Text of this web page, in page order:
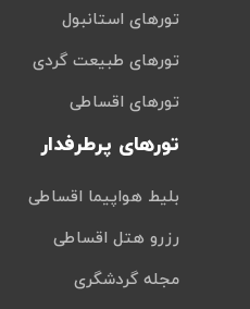
تورهای استانبول
تورهای طبیعت گردی
تورهای اقساطی
تورهای پرطرفدار
بلیط هواپیما اقساطی
رزرو هتل اقساطی
مجله گردشگری